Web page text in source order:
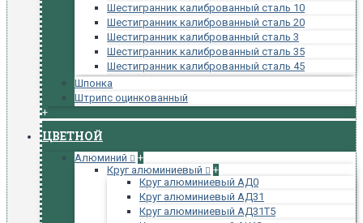
Шестигранник калиброванный сталь 10
Шестигранник калиброванный сталь 20
Шестигранник калиброванный сталь 3
Шестигранник калиброванный сталь 35
Шестигранник калиброванный сталь 45
Шпонка
Штрипс оцинкованный
+
ЦВЕТНОЙ
Алюминий
+
Круг алюминиевый
+
Круг алюминиевый АД0
Круг алюминиевый АД31
Круг алюминиевый АД31Т5